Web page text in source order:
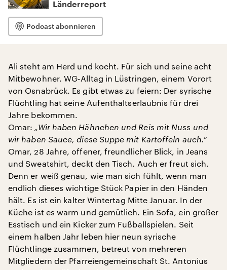
Länderreport
Podcast abonnieren
Ali steht am Herd und kocht. Für sich und seine acht
Mitbewohner. WG-Alltag in Lüstringen, einem Vorort
von Osnabrück. Es gibt etwas zu feiern: Der syrische
Flüchtling hat seine Aufenthaltserlaubnis für drei
Jahre bekommen.
Omar: „Wir haben Hähnchen und Reis mit Nuss und
wir haben Sauce, diese Suppe mit Kartoffeln auch.“
Omar, 28 Jahre, offener, freundlicher Blick, in Jeans
und Sweatshirt, deckt den Tisch. Auch er freut sich.
Denn er weiß genau, wie man sich fühlt, wenn man
endlich dieses wichtige Stück Papier in den Händen
hält. Es ist ein kalter Wintertag Mitte Januar. In der
Küche ist es warm und gemütlich. Ein Sofa, ein großer
Esstisch und ein Kicker zum Fußballspielen. Seit
einem halben Jahr leben hier neun syrische
Flüchtlinge zusammen, betreut von mehreren
Mitgliedern der Pfarreiengemeinschaft St. Antonius